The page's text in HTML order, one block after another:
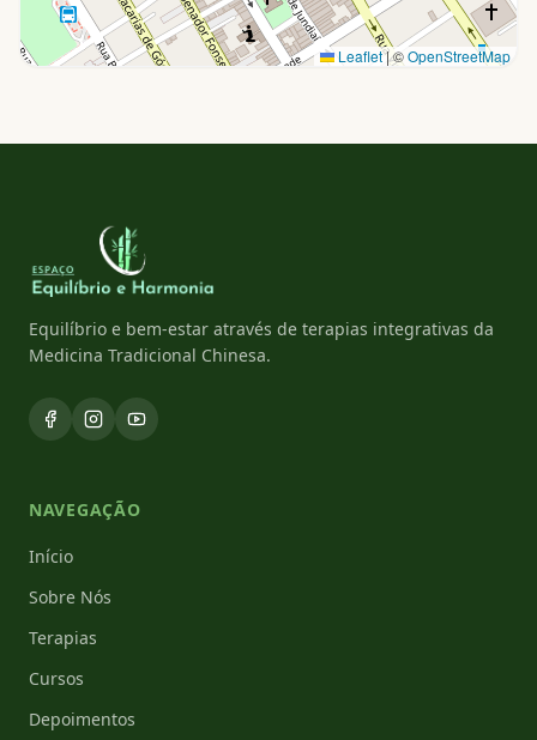
Leaflet|©OpenStreetMap
Equilíbrio e bem-estar através de terapias integrativas da
Medicina Tradicional Chinesa.
NAVEGAÇÃO
Início
Sobre Nós
Terapias
Cursos
Depoimentos